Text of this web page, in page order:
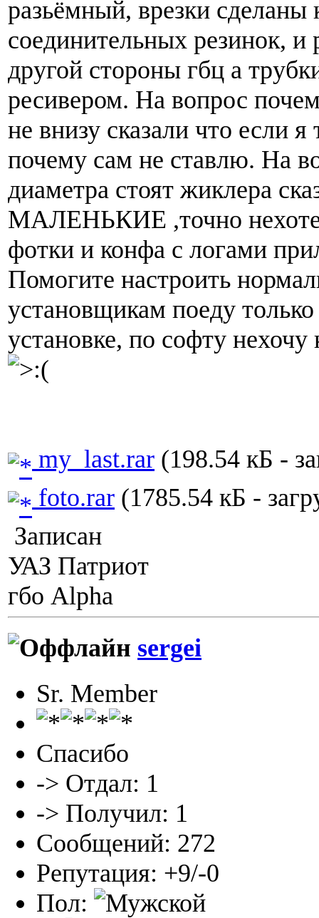
разьёмный, врезки сделаны
соединительных резинок, и
другой стороны гбц а
ресивером. На вопрос
не внизу сказали что если
почему сам не ставлю. На
диаметра стоят жиклера
МАЛЕНЬКИЕ ,точно
фотки и конфа с логами
Помогите настроить
установщикам поеду только
установке, по софту
my_last.rar (198.54 кБ -
foto.rar (1785.54 кБ -
Записан
УАЗ Патриот
гбо Alpha
sergei
Sr. Member
Спасибо
-> Отдал: 1
-> Получил: 1
Сообщений: 272
Репутация: +9/-0
Пол: